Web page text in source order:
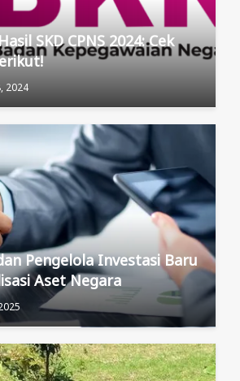
SKD CPNS 2024: Cek
2024
Pengelola Investasi Baru
Aset Negara